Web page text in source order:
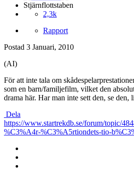
Stjärnflottstaben
2,3k
Rapport
Postad 3 Januari, 2010
(AI)
För att inte tala om
som en barn/familjefilm, vilket den
drama här. Har man inte sett den, se den,
Dela
https://www.startrekdb.se/forum/topic/
%C3%A4r-%C3%A5rtiondets-tio-